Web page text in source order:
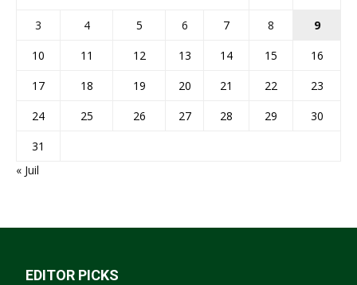
3
4 5 6 7 8
9
10
11 12 13 14 15
16
17
18 19 20 21 22
23
24
25 26 27 28 29
30
31
« Juil
EDITOR PICKS